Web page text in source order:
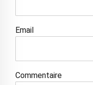
Email
Commentaire